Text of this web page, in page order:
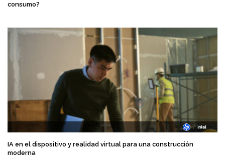
consumo?
IA en el dispositivo y realidad virtual para una construcción
moderna